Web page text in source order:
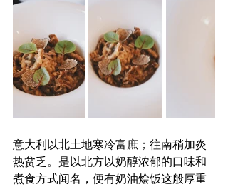
意大利以北土地寒冷富庶；往南稍加炎
热贫乏。是以北方以奶醇浓郁的口味和
煮食方式闻名，便有奶油烩饭这般厚重